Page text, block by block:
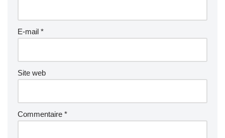
E-mail *
Site web
Commentaire *